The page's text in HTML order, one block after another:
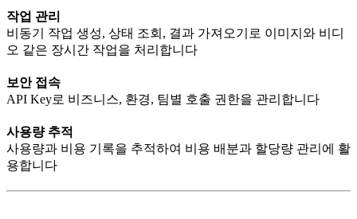
작업 관리
비동기 작업 생성, 상태 조회, 결과 가져오기로 이미지와 비디
오 같은 장시간 작업을 처리합니다
보안 접속
API Key로 비즈니스, 환경, 팀별 호출 권한을 관리합니다
사용량 추적
사용량과 비용 기록을 추적하여 비용 배분과 할당량 관리에 활
용합니다